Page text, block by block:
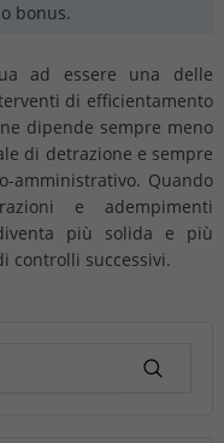
bonus.
ad essere una delle
di efficientamento
dipende sempre meno
di detrazione e sempre
amministrativo. Quando
e adempimenti
più solida e più
controlli successivi.